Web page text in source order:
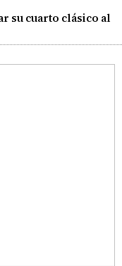
su cuarto clásico al